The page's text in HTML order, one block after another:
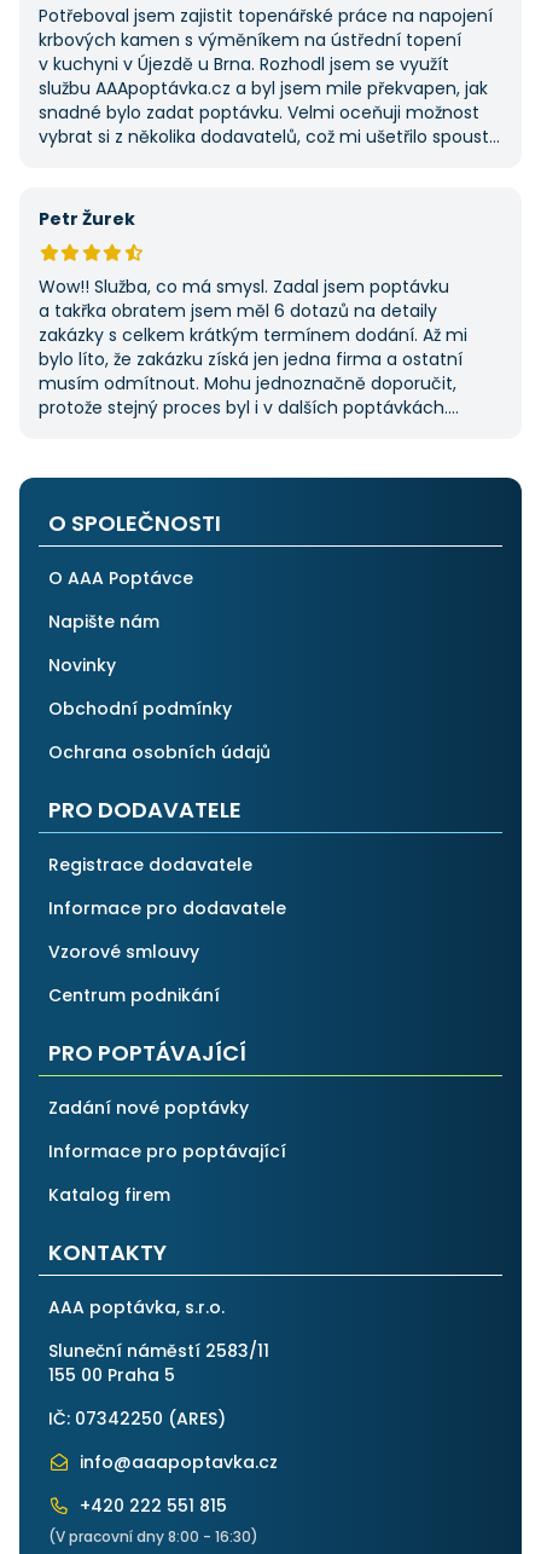
Potřeboval jsem zajistit topenářské práce na napojení
krbových kamen s výměníkem na ústřední topení
v kuchyni v Újezdě u Brna. Rozhodl jsem se využít
službu AAApoptávka.cz a byl jsem mile překvapen, jak
snadné bylo zadat poptávku. Velmi oceňuji možnost
vybrat si z několika dodavatelů, což mi ušetřilo spoustu
potřebovat další řemeslné práce.
Petr Žurek
Wow!! Služba, co má smysl. Zadal jsem poptávku
a takřka obratem jsem měl 6 dotazů na detaily
zakázky s celkem krátkým termínem dodání. Až mi
bylo líto, že zakázku získá jen jedna firma a ostatní
musím odmítnout. Mohu jednoznačně doporučit,
protože stejný proces byl i v dalších poptávkách.
O SPOLEČNOSTI
O AAA Poptávce
Napište nám
Novinky
Obchodní podmínky
Ochrana osobních údajů
PRO DODAVATELE
Registrace dodavatele
Informace pro dodavatele
Vzorové smlouvy
Centrum podnikání
PRO POPTÁVAJÍCÍ
Zadání nové poptávky
Informace pro poptávající
Katalog firem
KONTAKTY
AAA poptávka, s.r.o.
Sluneční náměstí 2583/11
155 00 Praha 5
IČ: 07342250 (ARES)
info@aaapoptavka.cz
+420 222 551 815
(V pracovní dny 8:00 - 16:30)